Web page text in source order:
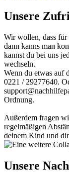
Unsere
Wir wollen, dass
dann kanns man
kannst du bei uns
wechseln.
Wenn du etwas auf
0221 / 29277640.
Ordnung.
Außerdem fragen
regelmäßigen
deinem Kind und
Unsere